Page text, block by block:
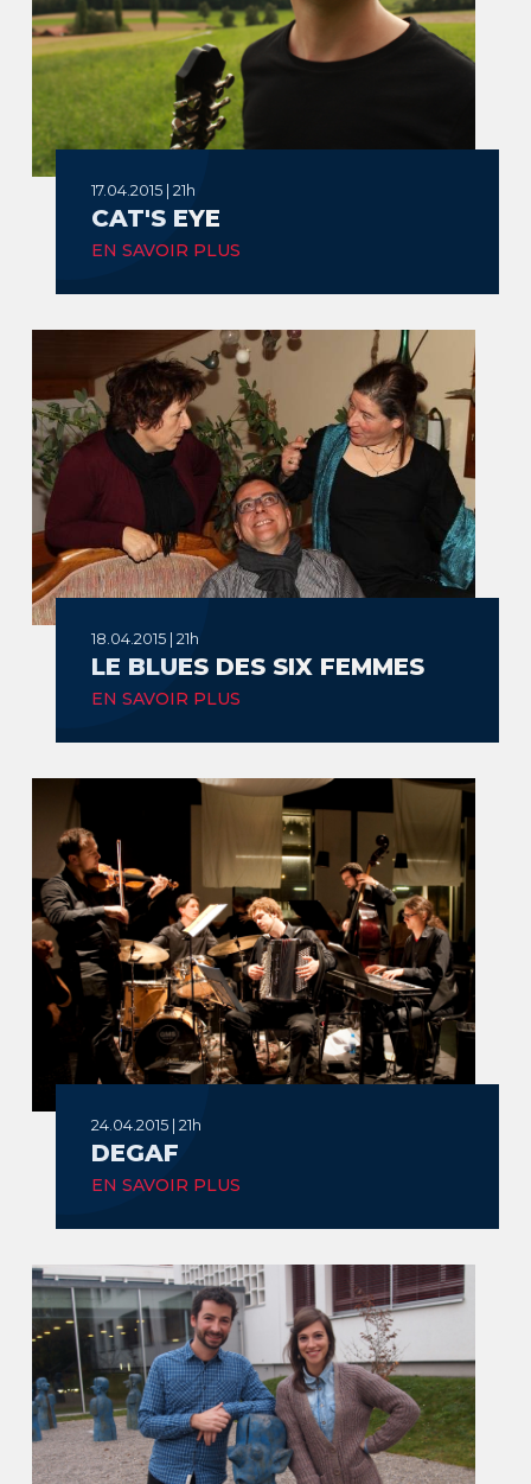
17.04.2015 | 21h
CAT'S EYE
EN SAVOIR PLUS
18.04.2015 | 21h
LE BLUES DES SIX FEMMES
EN SAVOIR PLUS
24.04.2015 | 21h
DEGAF
EN SAVOIR PLUS